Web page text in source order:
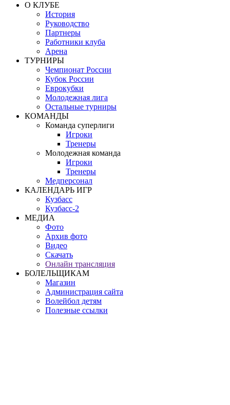
О КЛУБЕ
История
Руководство
Партнеры
Работники клуба
Арена
ТУРНИРЫ
Чемпионат России
Кубок России
Еврокубки
Молодежная лига
Остальные турниры
КОМАНДЫ
Команда суперлиги
Игроки
Тренеры
Молодежная команда
Игроки
Тренеры
Медперсонал
КАЛЕНДАРЬ ИГР
Кузбасс
Кузбасс-2
МЕДИА
Фото
Архив фото
Видео
Скачать
Онлайн трансляция
БОЛЕЛЬЩИКАМ
Магазин
Администрация сайта
Волейбол детям
Полезные ссылки